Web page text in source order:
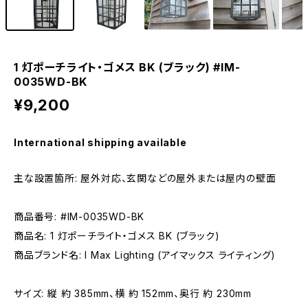
1 灯ポーチライト・ゴメス BK (ブラック) #IM-
0035WD-BK
¥9,200
International shipping available
主な設置箇所: 屋外対応、玄関などの屋外または屋内の壁面
商品番号: #IM-0035WD-BK
商品名: 1 灯ポーチライト・ゴメス BK (ブラック)
商品ブランド名: I Max Lighting (アイマックス ライティング)
サイズ: 縦 約 385mm、横 約 152mm、奥行 約 230mm